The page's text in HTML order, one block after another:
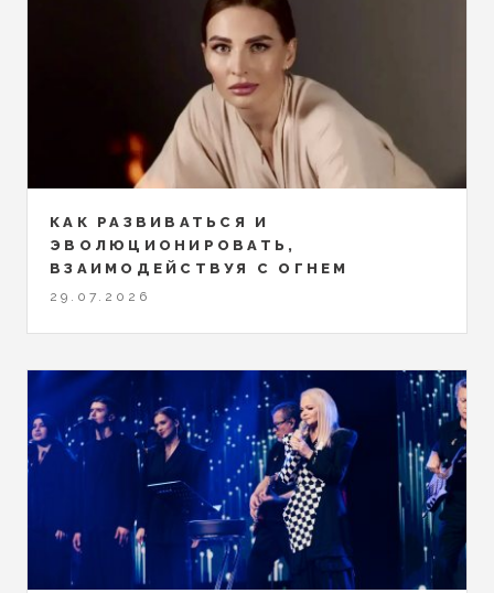
КАК РАЗВИВАТЬСЯ И
ЭВОЛЮЦИОНИРОВАТЬ,
ВЗАИМОДЕЙСТВУЯ С ОГНЕМ
29.07.2026